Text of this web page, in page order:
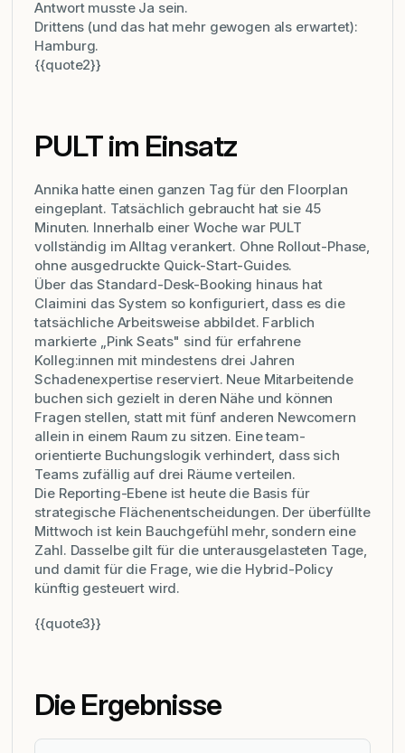
Antwort musste Ja sein.
Drittens (und das hat mehr gewogen als erwartet):
Hamburg.
{{quote2}}
PULT im Einsatz
Annika hatte einen ganzen Tag für den Floorplan
eingeplant. Tatsächlich gebraucht hat sie 45
Minuten. Innerhalb einer Woche war PULT
vollständig im Alltag verankert. Ohne Rollout-Phase,
ohne ausgedruckte Quick-Start-Guides.
Über das Standard-Desk-Booking hinaus hat
Claimini das System so konfiguriert, dass es die
tatsächliche Arbeitsweise abbildet. Farblich
markierte „Pink Seats" sind für erfahrene
Kolleg:innen mit mindestens drei Jahren
Schadenexpertise reserviert. Neue Mitarbeitende
buchen sich gezielt in deren Nähe und können
Fragen stellen, statt mit fünf anderen Newcomern
allein in einem Raum zu sitzen. Eine team-
orientierte Buchungslogik verhindert, dass sich
Teams zufällig auf drei Räume verteilen.
Die Reporting-Ebene ist heute die Basis für
strategische Flächenentscheidungen. Der überfüllte
Mittwoch ist kein Bauchgefühl mehr, sondern eine
Zahl. Dasselbe gilt für die unterausgelasteten Tage,
und damit für die Frage, wie die Hybrid-Policy
künftig gesteuert wird.
{{quote3}}
Die Ergebnisse